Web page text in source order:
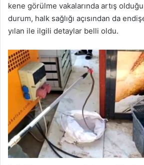
kene görülme vakalarında artış
durum, halk sağlığı açısından da
yılan ile ilgili detaylar belli oldu.